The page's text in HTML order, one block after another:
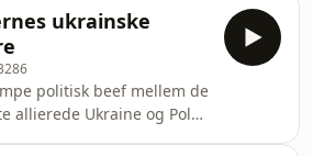
lykkes
efter en dansker, der i
en del af et banebrydende
under den amerikanske
Det er historien om et
der tager verden
og hele to mysterier, der
ukrainske
politisk beef mellem de
allierede Ukraine og Polen